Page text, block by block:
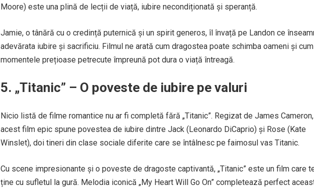
Moore) este una plină de lecții de viață, iubire necondiționată și speranță.
Jamie, o tânără cu o credință puternică și un spirit generos, îl învață pe Landon ce
adevărata iubire și sacrificiu. Filmul ne arată cum dragostea poate schimba oameni și cum
momentele prețioase petrecute împreună pot dura o viață întreagă.
5. „Titanic” – O poveste de iubire pe valuri
Nicio listă de filme romantice nu ar fi completă fără „Titanic”. Regizat de James Cameron,
acest film epic spune povestea de iubire dintre Jack (Leonardo DiCaprio) și Rose (Kate
Winslet), doi tineri din clase sociale diferite care se întâlnesc pe faimosul vas Titanic.
Cu scene impresionante și o poveste de dragoste captivantă, „Titanic” este un film care
ține cu sufletul la gură. Melodia iconică „My Heart Will Go On” completează perfect